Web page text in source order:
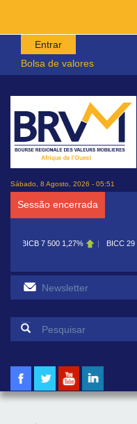
Passar para o conteúdo
Entrar
Bolsa de valores
Sábado, 8 Agosto, 2026 - 05:51
Sessão encerrada
1,27% BICC 29 000 0,34%
Formulário